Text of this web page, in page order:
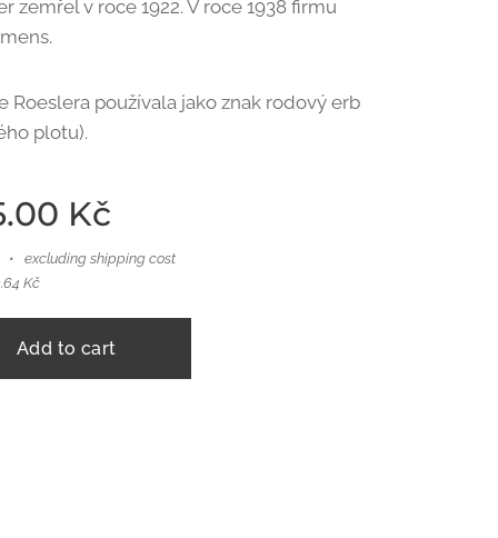
zemřel v roce 1922. V roce 1938 firmu
Roeslera používala jako znak rodový erb
plotu).
Kč
excluding shipping cost
Kč
Add to cart